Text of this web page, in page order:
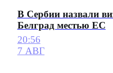
В Сербии назвали
Белград местью ЕС
20:56
7 АВГ